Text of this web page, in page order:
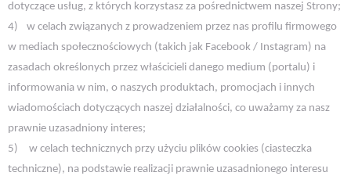
dotyczące usług, z których korzystasz za pośrednictwem naszej Strony;
4)
w celach związanych z prowadzeniem przez nas profilu firmowego
w mediach społecznościowych (takich jak Facebook / Instagram) na
zasadach określonych przez właścicieli danego medium (portalu) i
informowania w nim, o naszych produktach, promocjach i innych
wiadomościach dotyczących naszej działalności, co uważamy za nasz
prawnie uzasadniony interes;
5)
w celach technicznych przy użyciu plików cookies (ciasteczka
techniczne), na podstawie realizacji prawnie uzasadnionego interesu